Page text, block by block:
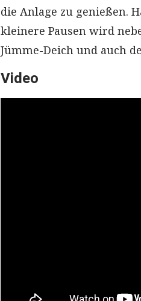
die Anlage zu genießen.
kleinere Pausen wird
Jümme-Deich und auch
Video